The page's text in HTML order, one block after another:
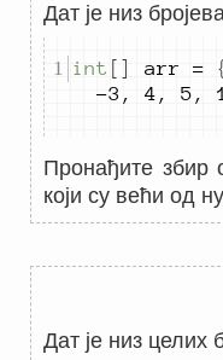
Дат је низ
int [] arr =
-3 , 4 , 5 ,
Пронађите збир
који су већи од
Дат је низ целих